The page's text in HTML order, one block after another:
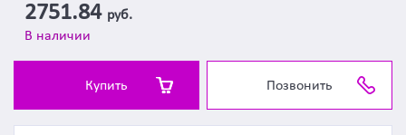
2751.84 руб.
В наличии
Купить Позвонить